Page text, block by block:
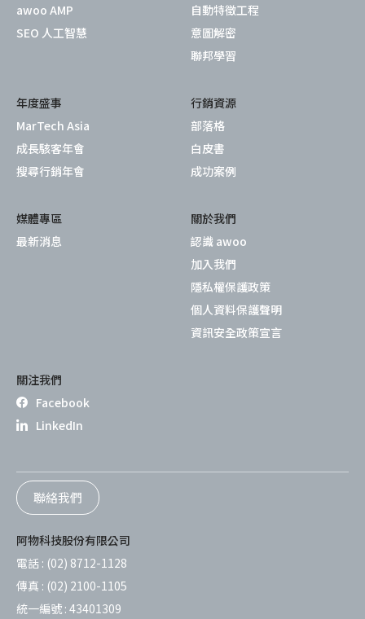
awoo AMP
SEO 人工智慧
自動特徵工程
意圖解密
聯邦學習
年度盛事
MarTech Asia
成長駭客年會
搜尋行銷年會
行銷資源
部落格
白皮書
成功案例
媒體專區
最新消息
關於我們
認識 awoo
加入我們
隱私權保護政策
個人資料保護聲明
資訊安全政策宣言
關注我們
Facebook
LinkedIn
聯絡我們
阿物科技股份有限公司
電話 : (02) 8712-1128
傳真 : (02) 2100-1105
統一編號 : 43401309